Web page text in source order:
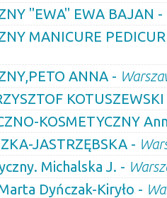
"EWA" EWA BAJAN -
MANICURE
ANNA -
KOSMETYCZNY
JASTRZĘBSKA -
Michalska J. -
Dyńczak-Kiryło -